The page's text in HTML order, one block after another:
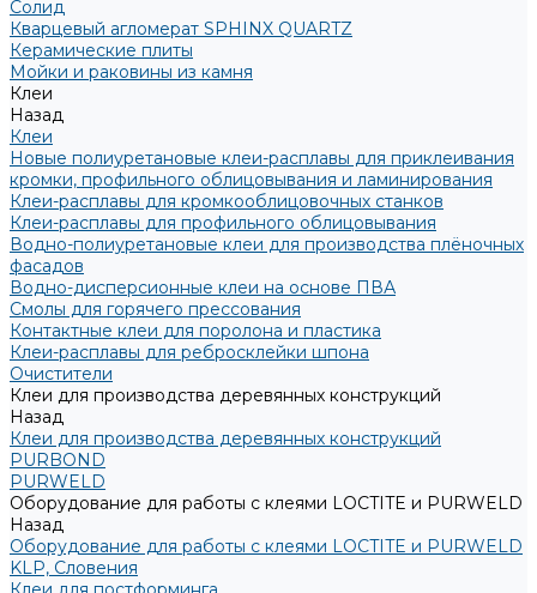
Солид
Кварцевый агломерат SPHINX QUARTZ
Керамические плиты
Мойки и раковины из камня
Клеи
Назад
Клеи
Новые полиуретановые клеи-расплавы для приклеивания
кромки, профильного облицовывания и ламинирования
Клеи-расплавы для кромкооблицовочных станков
Клеи-расплавы для профильного облицовывания
Водно-полиуретановые клеи для производства плёночных
фасадов
Водно-дисперсионные клеи на основе ПВА
Смолы для горячего прессования
Контактные клеи для поролона и пластика
Клеи-расплавы для ребросклейки шпона
Очистители
Клеи для производства деревянных конструкций
Назад
Клеи для производства деревянных конструкций
PURBOND
PURWELD
Оборудование для работы с клеями LOCTITE и PURWELD
Назад
Оборудование для работы с клеями LOCTITE и PURWELD
KLP, Словения